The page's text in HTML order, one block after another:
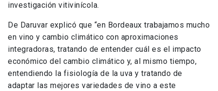
investigación vitivinícola.
De Daruvar explicó que “en Bordeaux trabajamos mucho
en vino y cambio climático con aproximaciones
integradoras, tratando de entender cuál es el impacto
económico del cambio climático y, al mismo tiempo,
entendiendo la fisiología de la uva y tratando de
adaptar las mejores variedades de vino a este